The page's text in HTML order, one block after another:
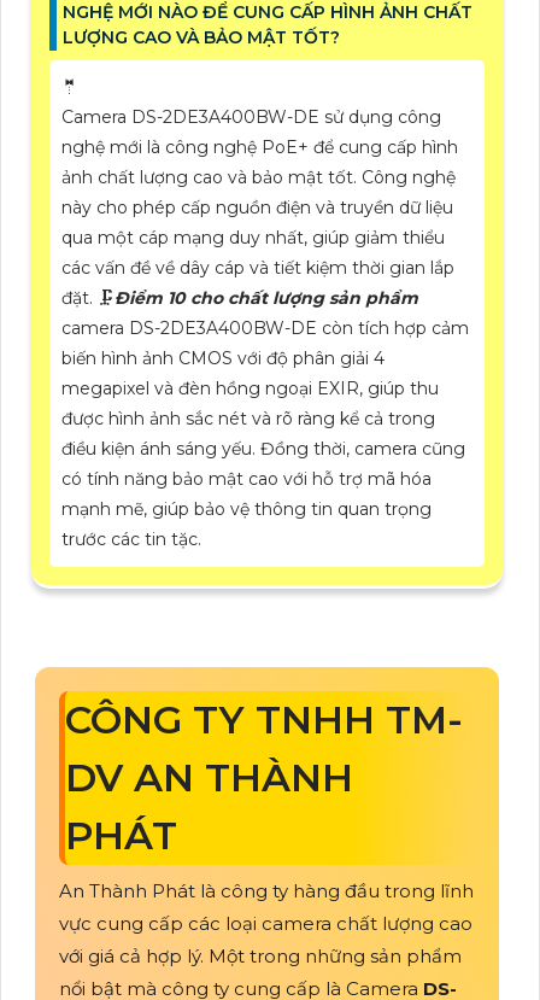
NGHỆ MỚI NÀO ĐỂ CUNG CẤP HÌNH ẢNH CHẤT
LƯỢNG CAO VÀ BẢO MẬT TỐT?
🤵
Camera DS-2DE3A400BW-DE sử dụng công
nghệ mới là công nghệ PoE+ để cung cấp hình
ảnh chất lượng cao và bảo mật tốt. Công nghệ
này cho phép cấp nguồn điện và truyền dữ liệu
qua một cáp mạng duy nhất, giúp giảm thiểu
các vấn đề về dây cáp và tiết kiệm thời gian lắp
đặt. 🗜️Điểm 10 cho chất lượng sản phẩm
camera DS-2DE3A400BW-DE còn tích hợp cảm
biến hình ảnh CMOS với độ phân giải 4
megapixel và đèn hồng ngoại EXIR, giúp thu
được hình ảnh sắc nét và rõ ràng kể cả trong
điều kiện ánh sáng yếu. Đồng thời, camera cũng
có tính năng bảo mật cao với hỗ trợ mã hóa
mạnh mẽ, giúp bảo vệ thông tin quan trọng
trước các tin tặc.
CÔNG TY TNHH TM-
DV AN THÀNH
PHÁT
An Thành Phát là công ty hàng đầu trong lĩnh
vực cung cấp các loại camera chất lượng cao
với giá cả hợp lý. Một trong những sản phẩm
nổi bật mà công ty cung cấp là Camera DS-